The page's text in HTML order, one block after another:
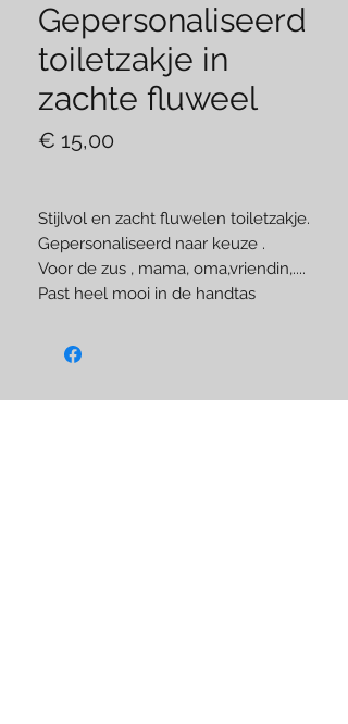
Gepersonaliseerd
toiletzakje in
zachte fluweel
€ 15,00
Stijlvol en zacht fluwelen toiletzakje.
Gepersonaliseerd naar keuze .
Voor de zus , mama, oma,vriendin,....
Past heel mooi in de handtas